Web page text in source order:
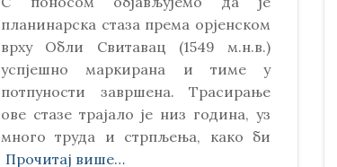
планинарска стаза према орјенском
врху Обли Свитавaц (1549 м.н.в.)
успјешно маркирана и тиме у
потпуности завршена. Трасирање
ове стазе трајало је низ година, уз
много труда и стрпљења, како би
Прочитај више…